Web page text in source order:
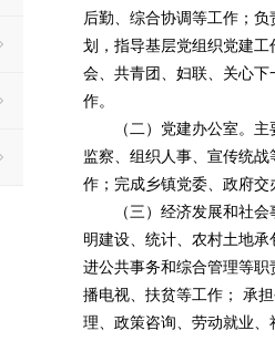
后勤、综合协调等工作；
划，指导基层党组织党建
会、共青团、妇联、关心
作。
（二）党建办公室。主要
监察、组织人事、宣传统
作；完成乡镇党委、政府交
（三）经济发展和社会事
明建设、统计、农村土地
进公共事务和综合管理等
播电视、扶贫等工作； 承
理、政策咨询、劳动就业